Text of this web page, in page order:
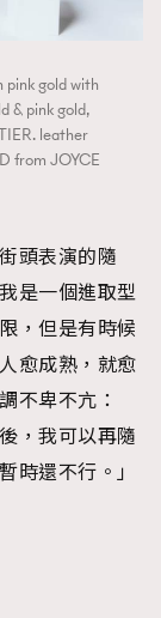
pink gold with
& pink gold,
leather
from JOYCE
頭表演的隨
是一個進取型
，但是有時候
愈成熟，就愈
不卑不亢：
，我可以再隨
時還不行。」